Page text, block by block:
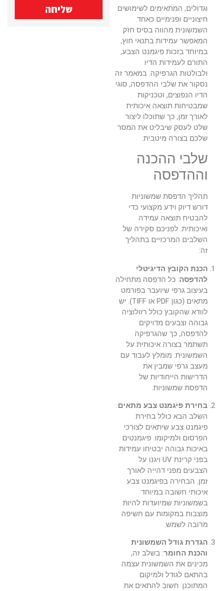
וגדולים, המתאימים לשימושים
חיצוניים ופנימיים כאחד.
השמשונית מהווה בסיס חזק
המאפשר עמידות בתנאי חוץ,
במיוחד בזכות פיגמנט הצבע,
התורם לעמידות הדיו
ולבולטות הגרפיקה. במאמר זה
נסקור את שלבי ההדפסה, סוגי
הדיו הנפוצים, וטכניקות
שמבטיחות תוצאה איכותית
לאורך זמן, כך שתוכלו ליצור
שלט לעסק שיבליט את המסר
שלכם בצורה מיטבית.
שלבי ההכנה
וההדפסה
תהליך הדפסת שמשוניות
דורש דיוק וידע מקצועי כדי
להבטיח תוצאה עמידה
ואיכותית. לפניכם סקירה של
השלבים המרכזיים בתהליך
זה:
הכנת הקובץ הדיגיטלי
להדפסה: כל הדפסה מתחילה
בעיצוב גרפי שיועבר בפורמט
מתאים (כגון PDF או TIFF). יש
לוודא שהקובץ כולל רזולוציה
גבוהה וצבעים מדויקים
להדפסה, כך שהגרפיקה
תשתמר בצורה איכותית על
השמשונית. מומלץ לעבוד עם
מעצב גרפי שמבין את
הדרישות הייחודיות של
הדפסת שמשוניות.
בחירת פיגמנט צבע מתאים:
השלב הבא כולל בחירת
פיגמנט צבע שיתאים לצורכי
הפרסום ולמיקומו. פיגמנטים
באיכות גבוהה יבטיחו עמידות
בפני קרינת UV ויגנו על
הצבעים מפני דהייה לאורך
זמן. הבחירה בפיגמנט צבע
איכותי חשובה במיוחד
בשמשוניות שמיועדות להיות
מוצבות במקומות עם חשיפה
מרובה לשמש.
הגדרת גודל השמשונית
והכנת החומר: בשלב זה,
מכינים את השמשונית עצמה
בהתאם לגודל ולמיקום
המתוכנן. חשוב להתאים את
שליחה